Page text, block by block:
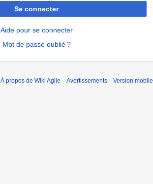
Se connecter
Aide pour se connecter
Mot de passe oublié ?
À propos de Wiki Agile Avertissements Version mobile